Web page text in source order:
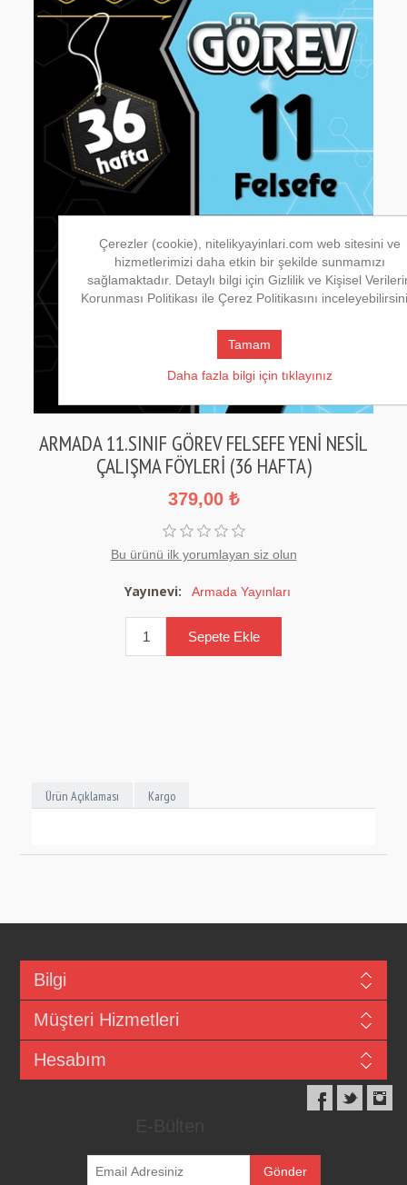
ARMADA 11.SINIF GÖREV FELSEFE YENİ NESİL
ÇALIŞMA FÖYLERİ (36 HAFTA)
379,00 ₺
Bu ürünü ilk yorumlayan siz olun
Yayınevi: Armada Yayınları
Ürün Açıklaması Kargo
Bilgi
Müşteri Hizmetleri
Hesabım
Çerezler (cookie), nitelikyayinlari.com web sitesini ve
hizmetlerimizi daha etkin bir şekilde sunmamızı
sağlamaktadır. Detaylı bilgi için Gizlilik ve Kişisel
Korunması Politikası ile Çerez Politikasını
Tamam
Daha fazla bilgi için tıklayınız